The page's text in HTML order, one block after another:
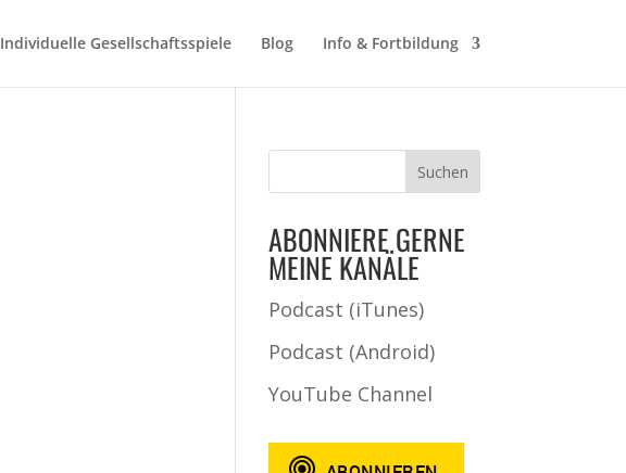
Individuelle Gesellschaftsspiele Blog Info & Fortbildung
ABONNIERE GERNE
MEINE KANÄLE
Podcast (iTunes)
Podcast (Android)
YouTube Channel